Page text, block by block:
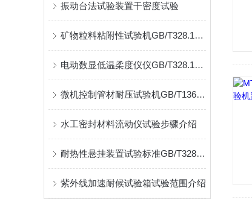
振动台法试验装置干密度试验
矿物粒料粘附性试验机GB/T328.17试验规范
电动数显低温柔度仪仪GB/T328.14试验标准介绍
微机控制管材耐压试验机GB/T13663.2试验标准
水工密封材料流动仪试验步骤介绍
耐热性悬挂装置试验标准GB/T328介绍
紫外线加速耐候试验箱试验范围介绍